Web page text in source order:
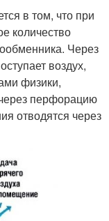
в том, что при
количество
Через
воздух,
физики,
перфорацию
отводятся через